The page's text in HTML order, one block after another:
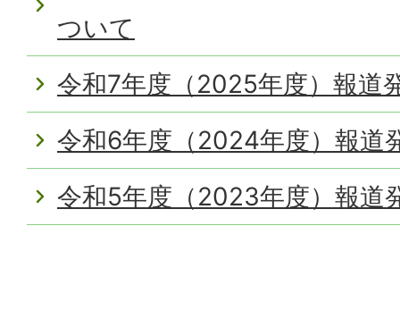
ついて
令和7年度（2025年度）報道
令和6年度（2024年度）報道
令和5年度（2023年度）報道